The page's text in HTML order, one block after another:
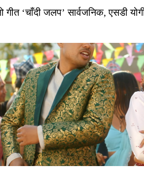
गीत ‘चाँदी जलप’ सार्वजनिक, एसडी